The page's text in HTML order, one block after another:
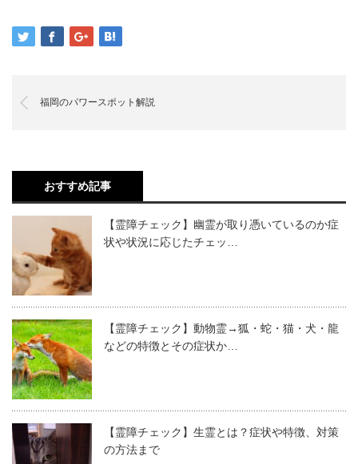
福岡のパワースポット解説
おすすめ記事
【霊障チェック】幽霊が取り憑いているのか症
状や状況に応じたチェッ…
【霊障チェック】動物霊→狐・蛇・猫・犬・龍
などの特徴とその症状か…
【霊障チェック】生霊とは？症状や特徴、対策
の方法まで